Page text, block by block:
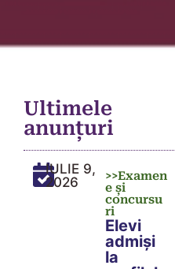
Ultimele
anunțuri
IULIE 9,
2026
>>Examen
e și
concursu
ri
Elevi
admiși
la